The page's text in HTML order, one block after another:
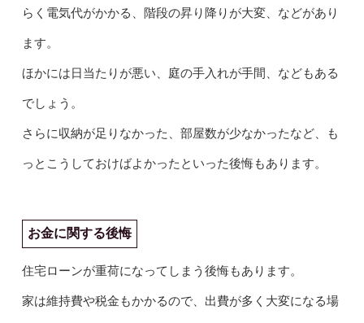
らく電気代がかかる、階段の昇り降りが大変、などがあり
ます。
ほかには日当たりが悪い、庭の手入れが手間、などもある
でしょう。
さらに収納が足りなかった、部屋数が少なかったなど、も
っとこうしておけばよかったといった後悔もあります。
お金に関する後悔
住宅ローンが重荷になってしまう後悔もあります。
家は維持費や税金もかかるので、出費が多く大変になる場